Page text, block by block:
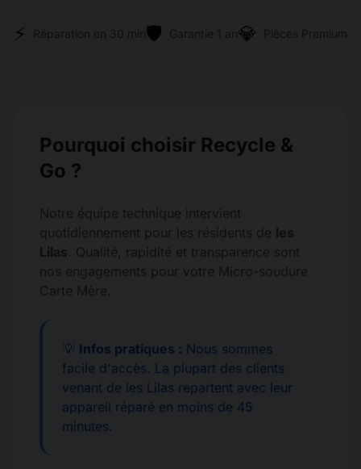
⚡ Réparation en 30 min🛡️ Garantie 1 an💎 Pièces Premium
Pourquoi choisir Recycle &
Go ?
Notre équipe technique intervient
quotidiennement pour les résidents de les
Lilas. Qualité, rapidité et transparence sont
nos engagements pour votre Micro-soudure
Carte Mère.
💡 Infos pratiques : Nous sommes
facile d'accès. La plupart des clients
venant de les Lilas repartent avec leur
appareil réparé en moins de 45
minutes.